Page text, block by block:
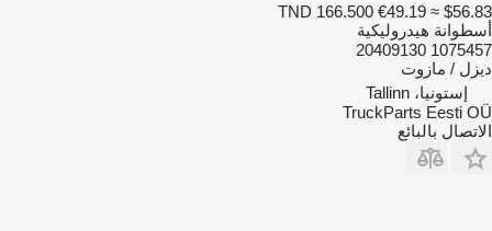
TND 166.500 €49.19 ≈ $56.83
أسطوانة هيدروليكية
1075457 20409130
ديزل / مازوت
إستونيا، Tallinn
TruckParts Eesti OÜ
الاتصال بالبائع